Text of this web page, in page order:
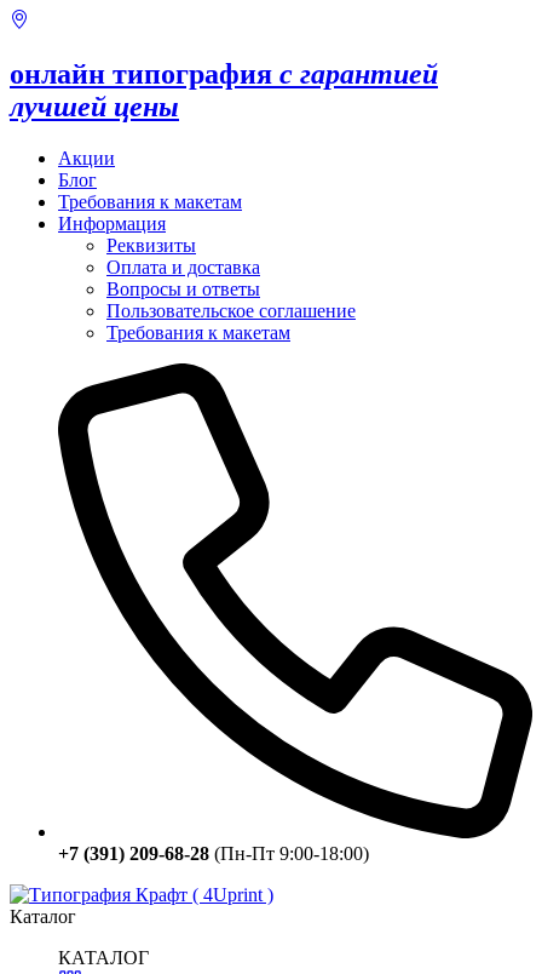
онлайн типография с гарантией
лучшей цены
Акции
Блог
Требования к макетам
Информация
Реквизиты
Оплата и доставка
Вопросы и ответы
Пользовательское соглашение
Требования к макетам
+7 (391) 209-68-28 (Пн-Пт 9:00-18:00)
Каталог
КАТАЛОГ